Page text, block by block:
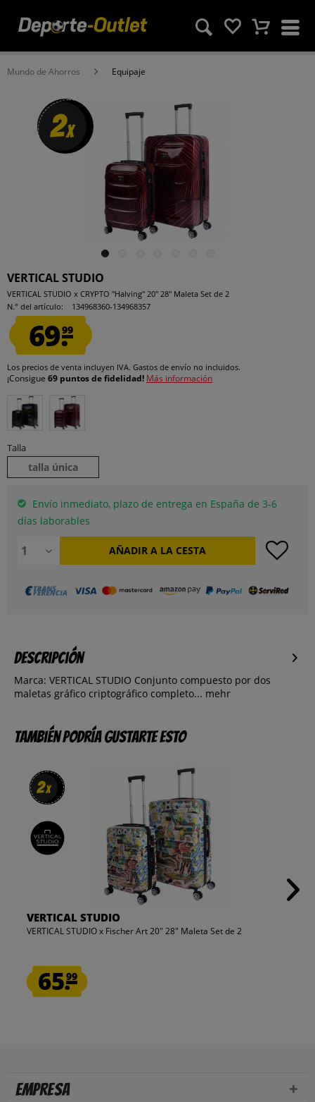
Mundo de Ahorros Equipaje
2x
VERTICAL STUDIO
VERTICAL STUDIO x CRYPTO "Halving" 20" 28" Maleta Set de 2
N.° del artículo:
134968360-134968357
69.99
Los precios de venta incluyen IVA. Gastos de envío no incluidos.
¡Consigue 69 puntos de fidelidad! Más información
Talla
talla única
Envío inmediato, plazo de entrega en España de 3-6
días laborables
AÑADIR A LA CESTA
Descripción
Marca: VERTICAL STUDIO Conjunto compuesto por dos
maletas gráfico criptográfico completo... mehr
También podría gustarte esto
2x
2x
VERTICAL STUDIO
VERTICAL STUDIO x Fischer Art 20" 28" Maleta Set de 2
65.99
Empresa